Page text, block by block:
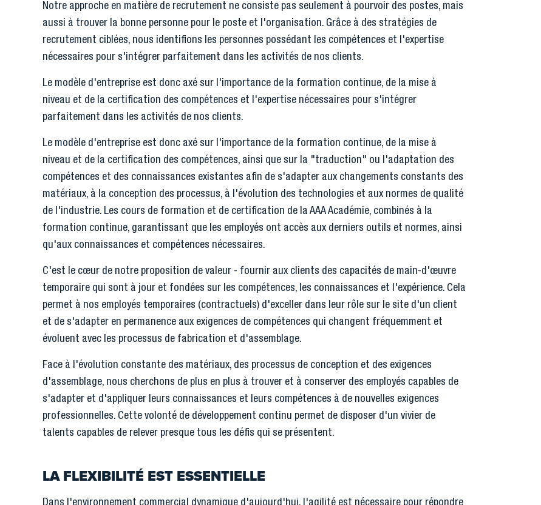
Notre approche en matière de recrutement ne consiste pas seulement à pourvoir des postes, mais
aussi à trouver la bonne personne pour le poste et l'organisation. Grâce à des stratégies de
recrutement ciblées, nous identifions les personnes possédant les compétences et l'expertise
nécessaires pour s'intégrer parfaitement dans les activités de nos clients.
Le modèle d'entreprise est donc axé sur l'importance de la formation continue, de la mise à
niveau et de la certification des compétences et l'expertise nécessaires pour s'intégrer
parfaitement dans les activités de nos clients.
Le modèle d'entreprise est donc axé sur l'importance de la formation continue, de la mise à
niveau et de la certification des compétences, ainsi que sur la "traduction" ou l'adaptation des
compétences et des connaissances existantes afin de s'adapter aux changements constants des
matériaux, à la conception des processus, à l'évolution des technologies et aux normes de qualité
de l'industrie. Les cours de formation et de certification de la AAA Académie, combinés à la
formation continue, garantissant que les employés ont accès aux derniers outils et normes, ainsi
qu'aux connaissances et compétences nécessaires.
C'est le cœur de notre proposition de valeur - fournir aux clients des capacités de main-d'œuvre
temporaire qui sont à jour et fondées sur les compétences, les connaissances et l'expérience. Cela
permet à nos employés temporaires (contractuels) d'exceller dans leur rôle sur le site d'un client
et de s'adapter en permanence aux exigences de compétences qui changent fréquemment et
évoluent avec les processus de fabrication et d'assemblage.
Face à l'évolution constante des matériaux, des processus de conception et des exigences
d'assemblage, nous cherchons de plus en plus à trouver et à conserver des employés capables de
s'adapter et d'appliquer leurs connaissances et leurs compétences à de nouvelles exigences
professionnelles. Cette volonté de développement continu permet de disposer d'un vivier de
talents capables de relever presque tous les défis qui se présentent.
LA FLEXIBILITÉ EST ESSENTIELLE